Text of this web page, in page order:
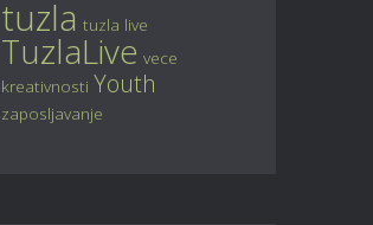
tuzla tuzla live
TuzlaLive vece
kreativnosti Youth
zaposljavanje